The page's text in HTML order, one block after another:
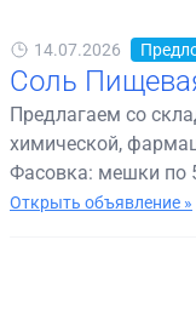
14.07.2026
Соль
Предлагаем со
химической,
Фасовка: мешки по
Открыть объявление »